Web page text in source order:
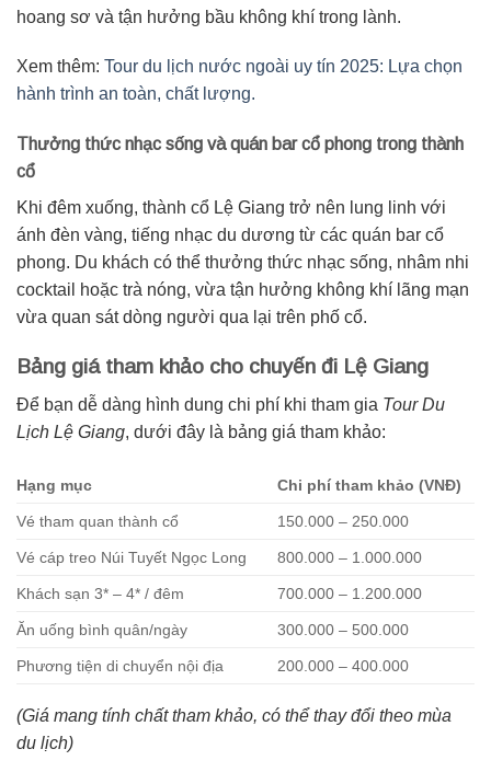
hoang sơ và tận hưởng bầu không khí trong lành.
Xem thêm: Tour du lịch nước ngoài uy tín 2025: Lựa chọn
hành trình an toàn, chất lượng.
Thưởng thức nhạc sống và quán bar cổ phong trong thành
cổ
Khi đêm xuống, thành cổ Lệ Giang trở nên lung linh với
ánh đèn vàng, tiếng nhạc du dương từ các quán bar cổ
phong. Du khách có thể thưởng thức nhạc sống, nhâm nhi
cocktail hoặc trà nóng, vừa tận hưởng không khí lãng mạn
vừa quan sát dòng người qua lại trên phố cổ.
Bảng giá tham khảo cho chuyến đi Lệ Giang
Để bạn dễ dàng hình dung chi phí khi tham gia Tour Du
Lịch Lệ Giang, dưới đây là bảng giá tham khảo:
Hạng mục Chi phí tham khảo (VNĐ)
Vé tham quan thành cổ 150.000 – 250.000
Vé cáp treo Núi Tuyết Ngọc Long 800.000 – 1.000.000
Khách sạn 3* – 4* / đêm 700.000 – 1.200.000
Ăn uống bình quân/ngày 300.000 – 500.000
Phương tiện di chuyển nội địa 200.000 – 400.000
(Giá mang tính chất tham khảo, có thể thay đổi theo mùa
du lịch)